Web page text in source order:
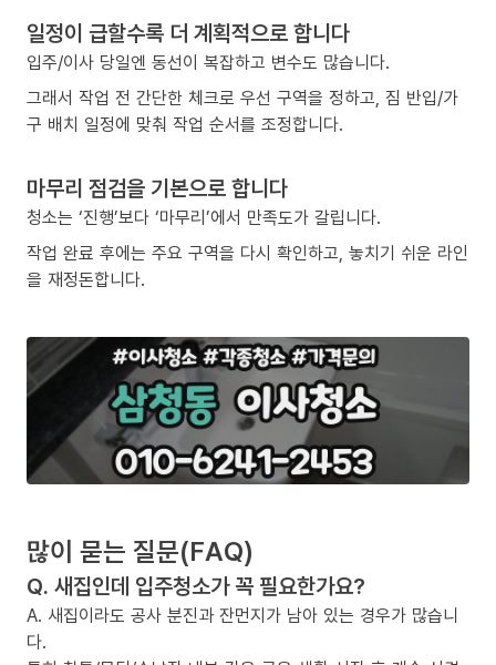
일정이 급할수록 더 계획적으로 합니다
입주/이사 당일엔 동선이 복잡하고 변수도 많습니다.
그래서 작업 전 간단한 체크로 우선 구역을 정하고, 짐 반입/가
구 배치 일정에 맞춰 작업 순서를 조정합니다.
마무리 점검을 기본으로 합니다
청소는 ‘진행’보다 ‘마무리’에서 만족도가 갈립니다.
작업 완료 후에는 주요 구역을 다시 확인하고, 놓치기 쉬운 라인
을 재정돈합니다.
많이 묻는 질문(FAQ)
Q. 새집인데 입주청소가 꼭 필요한가요?
A. 새집이라도 공사 분진과 잔먼지가 남아 있는 경우가 많습니
다.